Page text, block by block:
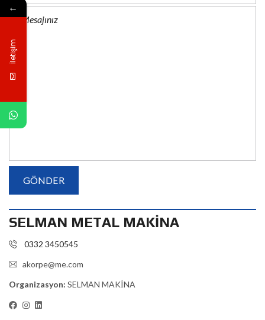
SELMAN METAL MAKİNA
0332 3450545
akorpe@me.com
Organizasyon: SELMAN MAKİNA
←
İletişim